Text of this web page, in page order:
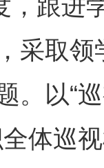
，跟
采取
。以“
体巡